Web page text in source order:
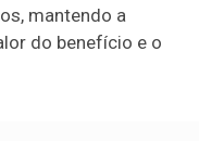
mantendo a
do benefício e o